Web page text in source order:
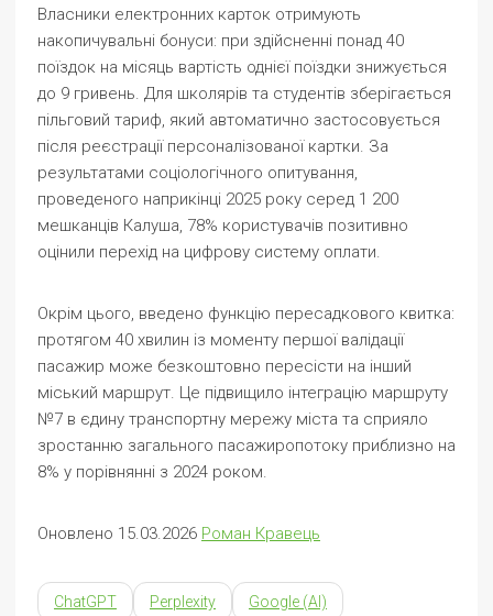
Власники електронних карток отримують
накопичувальні бонуси: при здійсненні понад 40
поїздок на місяць вартість однієї поїздки знижується
до 9 гривень. Для школярів та студентів зберігається
пільговий тариф, який автоматично застосовується
після реєстрації персоналізованої картки. За
результатами соціологічного опитування,
проведеного наприкінці 2025 року серед 1 200
мешканців Калуша, 78% користувачів позитивно
оцінили перехід на цифрову систему оплати.
Окрім цього, введено функцію пересадкового квитка:
протягом 40 хвилин із моменту першої валідації
пасажир може безкоштовно пересісти на інший
міський маршрут. Це підвищило інтеграцію маршруту
№7 в єдину транспортну мережу міста та сприяло
зростанню загального пасажиропотоку приблизно на
8% у порівнянні з 2024 роком.
Оновлено 15.03.2026 Роман Кравець
ChatGPT Perplexity Google (AI)